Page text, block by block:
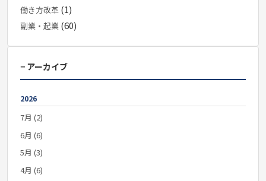
働き方改革 (1)
副業・起業 (60)
− アーカイブ
2026
7月 (2)
6月 (6)
5月 (3)
4月 (6)